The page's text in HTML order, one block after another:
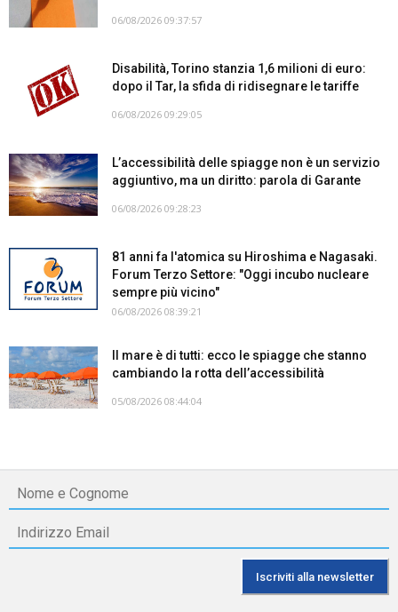
06/08/2026 09:37:57
Disabilità, Torino stanzia 1,6 milioni di euro:
dopo il Tar, la sfida di ridisegnare le tariffe
06/08/2026 09:29:05
L’accessibilità delle spiagge non è un servizio
aggiuntivo, ma un diritto: parola di Garante
06/08/2026 09:28:23
81 anni fa l'atomica su Hiroshima e Nagasaki.
Forum Terzo Settore: "Oggi incubo nucleare
sempre più vicino"
06/08/2026 08:39:21
Il mare è di tutti: ecco le spiagge che stanno
cambiando la rotta dell’accessibilità
05/08/2026 08:44:04